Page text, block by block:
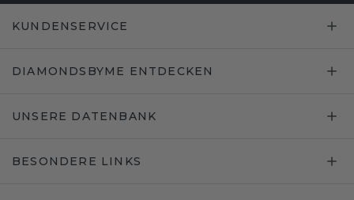
KUNDENSERVICE
DIAMONDSBYME ENTDECKEN
UNSERE DATENBANK
BESONDERE LINKS